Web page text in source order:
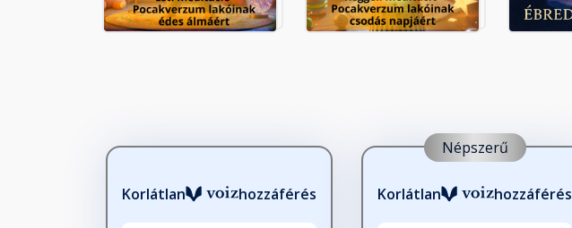
Korlátlan hozzáférés
Népszerű
Korlátlan hozzáférés